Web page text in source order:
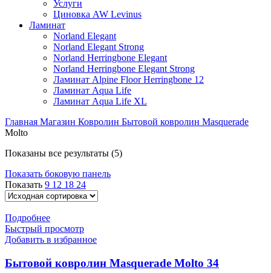
Услуги
Циновка AW Levinus
Ламинат
Norland Elegant
Norland Elegant Strong
Norland Herringbone Elegant
Norland Herringbone Elegant Strong
Ламинат Alpine Floor Herringbone 12
Ламинат Aqua Life
Ламинат Aqua Life XL
Главная Магазин Ковролин Бытовой ковролин Masquerade
Molto
Показаны все результаты (5)
Показать боковую панель
Показать 9 12 18 24
Подробнее
Быстрый просмотр
Добавить в избранное
Бытовой ковролин Masquerade Molto 34